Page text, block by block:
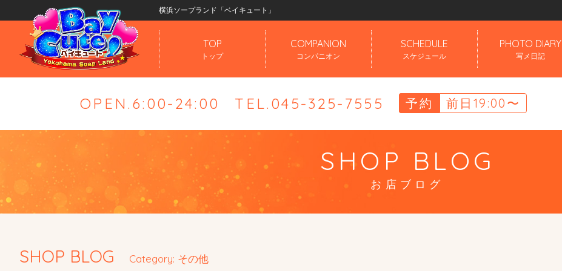
横浜ソープランド「ベイキュート」
TOP
トップ
COMPANION
コンパニオン
SCHEDULE
スケジュール
PHOTO DIARY
写メ日記
OPEN.6:00-24:00 TEL.045-325-7555 予約 前日19:00〜
SHOP BLOG
お店ブログ
SHOP BLOG Category: その他